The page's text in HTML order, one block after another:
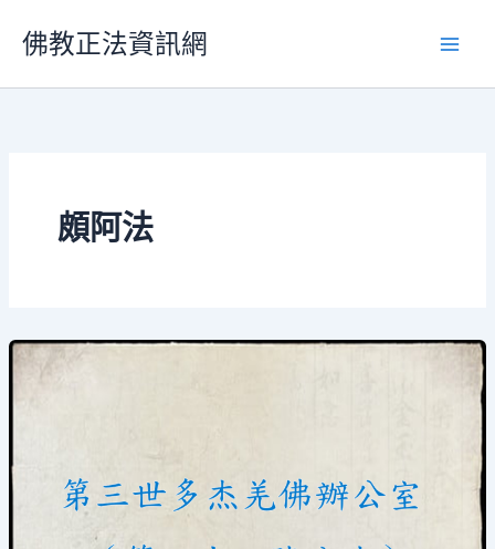
要
佛教正法資訊網
頗阿法